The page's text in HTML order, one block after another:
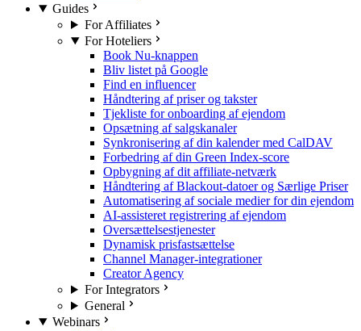
Guides
For Affiliates
For Hoteliers
Book Nu-knappen
Bliv listet på Google
Find en influencer
Håndtering af priser og takster
Tjekliste for onboarding af ejendom
Opsætning af salgskanaler
Synkronisering af din kalender med CalDAV
Forbedring af din Green Index-score
Opbygning af dit affiliate-netværk
Håndtering af Blackout-datoer og Særlige Priser
Automatisering af sociale medier for din ejendom
AI-assisteret registrering af ejendom
Oversættelsestjenester
Dynamisk prisfastsættelse
Channel Manager-integrationer
Creator Agency
For Integrators
General
Webinars